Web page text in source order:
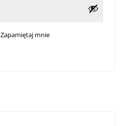
Zapamiętaj mnie